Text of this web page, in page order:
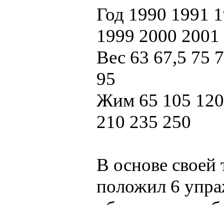
Год 1990 1991
1999 2000
Вес 63 67,5 75
95
Жим 65 105 120
210 235 250
В основе
положил 6